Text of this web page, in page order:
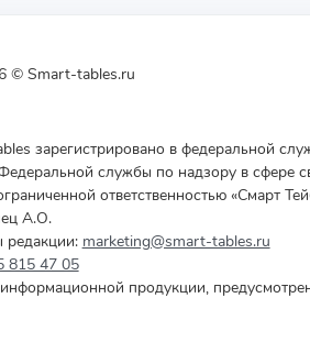
© Smart-tables.ru
зарегистрировано в федеральной
службы по надзору в
ответственностью «Смарт
А.О.
редакции: marketing@smart-tables.ru
815 47 05
продукции,